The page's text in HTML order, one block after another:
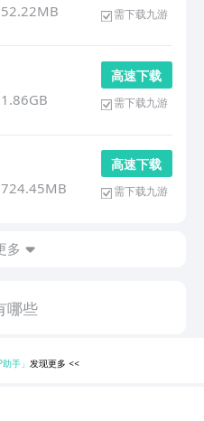
52.22MB 需下载九游
1.86GB
高 速 下 载
需下载九游
724.45MB
高 速 下 载
需下载九游
多
哪些
助手」 发现更多<<